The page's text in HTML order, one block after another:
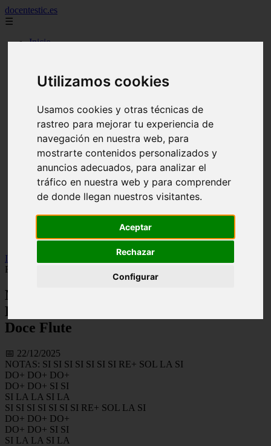
Utilizamos cookies
Usamos cookies y otras técnicas de
rastreo para mejorar tu experiencia de
navegación en nuestra web, para
mostrarte contenidos personalizados y
anuncios adecuados, para analizar el
tráfico en nuestra web y para comprender
de donde llegan nuestros visitantes.
Aceptar
Rechazar
Configurar
docentestic.es
☰
Inicio
2012
2013
2016
2019
cuidado y mantenimiento de la flauta
curiosidades sobre la flauta
eventos y conciertos de flauta
interpretes destacados de flauta
musica para flauta
noticias sobre flauta
partituras para flauta
recursos para aprender a tocar la flauta
tipos de flauta
Inicio
Navidad En Flauta Dulce Tutorial Jingle Bells On
Recorder Notes – Flauto Dolce Doce Flute
Navidad En Flauta Dulce Tutorial Jingle
Bells On Recorder Notes – Flauto Dolce
Doce Flute
📅 22/12/2025
NOTAS: SI SI SI SI SI SI SI RE+ SOL LA SI
DO+ DO+ DO+
DO+ DO+ SI SI
SI LA LA SI LA
SI SI SI SI SI SI SI RE+ SOL LA SI
DO+ DO+ DO+
DO+ DO+ SI SI
SI LA LA SI LA